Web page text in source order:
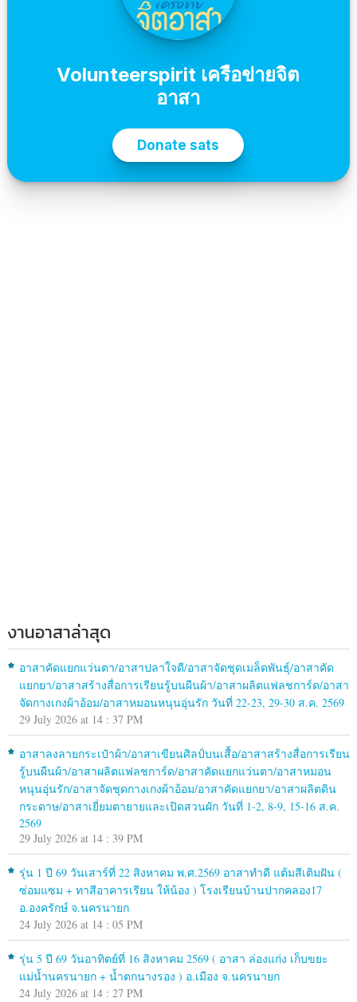
งานอาสาล่าสุด
อาสาคัดแยกแว่นตา/อาสาปลาใจดี/อาสาจัดชุดเมล็ดพันธุ์/อาสาคัด
แยกยา/อาสาสร้างสื่อการเรียนรู้บนผืนผ้า/อาสาผลิตแฟลชการ์ด/อาสา
จัดกางเกงผ้าอ้อม/อาสาหมอนหนุนอุ่นรัก วันที่ 22-23, 29-30 ส.ค. 2569
29 July 2026 at 14 : 37 PM
อาสาลงลายกระเป๋าผ้า/อาสาเขียนศิลป์บนเสื้อ/อาสาสร้างสื่อการเรียน
รู้บนผืนผ้า/อาสาผลิตแฟลชการ์ด/อาสาคัดแยกแว่นตา/อาสาหมอน
หนุนอุ่นรัก/อาสาจัดชุดกางเกงผ้าอ้อม/อาสาคัดแยกยา/อาสาผลิตดิน
กระดาษ/อาสาเยี่ยมตายายและเปิดสวนผัก วันที่ 1-2, 8-9, 15-16 ส.ค.
2569
29 July 2026 at 14 : 39 PM
รุ่น 1 ปี 69 วันเสาร์ที่ 22 สิงหาคม พ.ศ.2569 อาสาทำดี แต้มสีเติมฝัน (
ซ่อมแซม + ทาสีอาคารเรียน ให้น้อง ) โรงเรียนบ้านปากคลอง17
อ.องครักษ์ จ.นครนายก
24 July 2026 at 14 : 05 PM
รุ่น 5 ปี 69 วันอาทิตย์ที่ 16 สิงหาคม 2569 ( อาสา ล่องแก่ง เก็บขยะ
แม่น้ำนครนายก + น้ำตกนางรอง ) อ.เมือง จ.นครนายก
24 July 2026 at 14 : 27 PM